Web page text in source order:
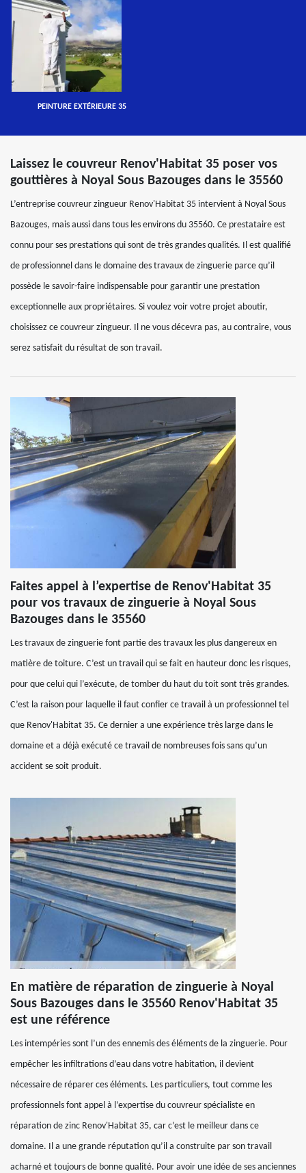
PEINTURE EXTÉRIEURE 35
Laissez le couvreur Renov'Habitat 35 poser vos
gouttières à Noyal Sous Bazouges dans le 35560
L’entreprise couvreur zingueur Renov'Habitat 35 intervient à Noyal Sous
Bazouges, mais aussi dans tous les environs du 35560. Ce prestataire est
connu pour ses prestations qui sont de très grandes qualités. Il est qualifié
de professionnel dans le domaine des travaux de zinguerie parce qu’il
possède le savoir-faire indispensable pour garantir une prestation
exceptionnelle aux propriétaires. Si voulez voir votre projet aboutir,
choisissez ce couvreur zingueur. Il ne vous décevra pas, au contraire, vous
serez satisfait du résultat de son travail.
Faites appel à l’expertise de Renov'Habitat 35
pour vos travaux de zinguerie à Noyal Sous
Bazouges dans le 35560
Les travaux de zinguerie font partie des travaux les plus dangereux en
matière de toiture. C’est un travail qui se fait en hauteur donc les risques,
pour que celui qui l’exécute, de tomber du haut du toit sont très grandes.
C’est la raison pour laquelle il faut confier ce travail à un professionnel tel
que Renov'Habitat 35. Ce dernier a une expérience très large dans le
domaine et a déjà exécuté ce travail de nombreuses fois sans qu’un
accident se soit produit.
En matière de réparation de zinguerie à Noyal
Sous Bazouges dans le 35560 Renov'Habitat 35
est une référence
Les intempéries sont l’un des ennemis des éléments de la zinguerie. Pour
empêcher les infiltrations d’eau dans votre habitation, il devient
nécessaire de réparer ces éléments. Les particuliers, tout comme les
professionnels font appel à l’expertise du couvreur spécialiste en
réparation de zinc Renov'Habitat 35, car c’est le meilleur dans ce
domaine. Il a une grande réputation qu’il a construite par son travail
acharné et toujours de bonne qualité. Pour avoir une idée de ses anciennes